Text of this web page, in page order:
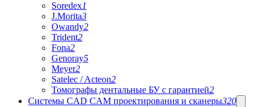
Soredex1
J.Morita3
Owandy2
Trident2
Fona2
Genoray5
Meyer2
Satelec / Acteon2
Томографы дентальные БУ с гарантией2
Системы CAD CAM проектирования и сканеры320